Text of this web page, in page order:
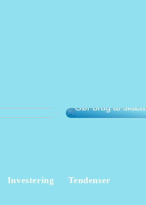
Gør brug af
Investering Tendenser